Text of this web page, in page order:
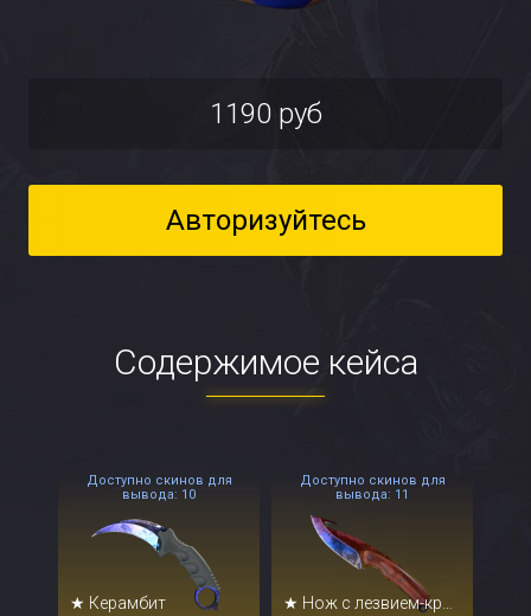
1190 руб
Авторизуйтесь
Содержимое кейса
★ Керамбит
Доступно скинов для
вывода: 10
Доступно скинов для
вывода: 11